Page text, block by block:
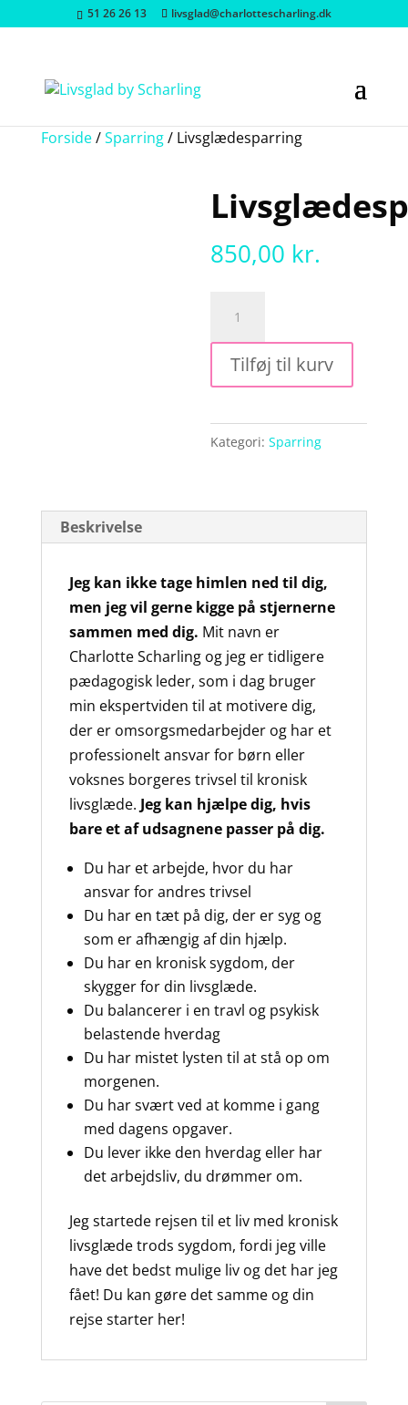
51 26 26 13 livsglad@charlottescharling.dk
Forside/Sparring/ Livsglædesparring
850,00 kr.
antal
Tilføj til kurv
Kategori:Sparring
Beskrivelse
Jeg kan ikke tage himlen ned til dig,
men jeg vil gerne kigge på stjernerne
sammen med dig. Mit navn er
Charlotte Scharling og jeg er tidligere
pædagogisk leder, som i dag bruger
min ekspertviden til at motivere dig,
der er omsorgsmedarbejder og har et
professionelt ansvar for børn eller
voksnes borgeres trivsel til kronisk
livsglæde. Jeg kan hjælpe dig, hvis
bare et af udsagnene passer på dig.
Du har et arbejde, hvor du har
ansvar for andres trivsel
Du har en tæt på dig, der er syg og
som er afhængig af din hjælp.
Du har en kronisk sygdom, der
skygger for din livsglæde.
Du balancerer i en travl og psykisk
belastende hverdag
Du har mistet lysten til at stå op om
morgenen.
Du har svært ved at komme i gang
med dagens opgaver.
Du lever ikke den hverdag eller har
det arbejdsliv, du drømmer om.
Jeg startede rejsen til et liv med kronisk
livsglæde trods sygdom, fordi jeg ville
have det bedst mulige liv og det har jeg
fået! Du kan gøre det samme og din
rejse starter her!